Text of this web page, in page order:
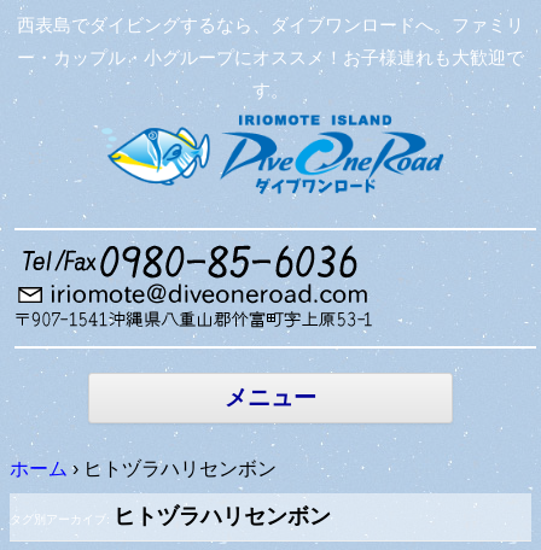
西表島でダイビングするなら、ダイブワンロードへ。ファミリ
ー・カップル・小グループにオススメ！お子様連れも大歓迎で
す。
メニュー
コンテン
ホーム › ヒトヅラハリセンボン
タグ別アーカイブ: ヒトヅラハリセンボン